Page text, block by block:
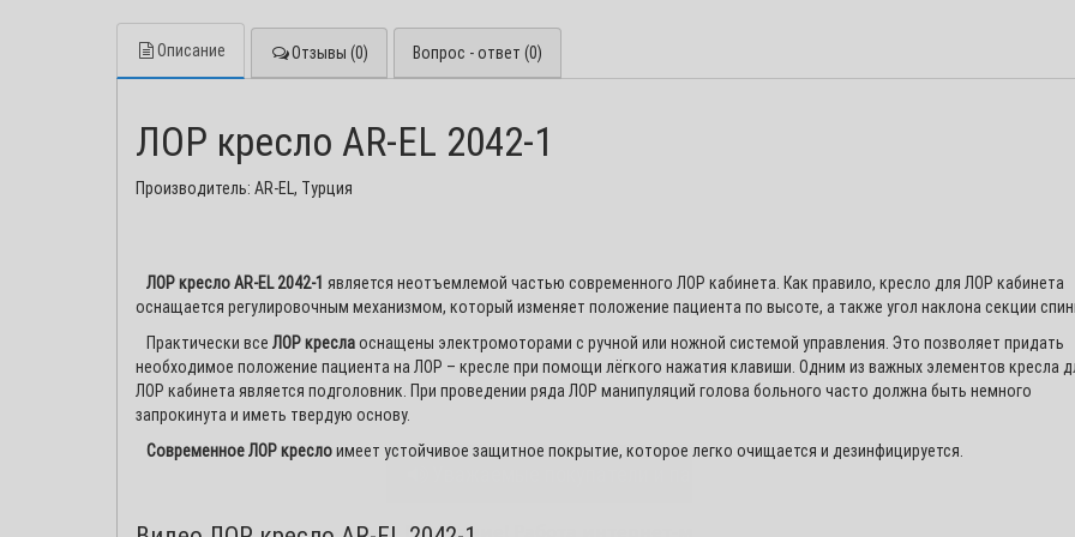
Описание Отзывы (0) Вопрос - ответ (0)
ЛОР кресло AR-EL 2042-1
Производитель: AR-EL, Турция
ЛОР кресло AR-EL 2042-1 является неотъемлемой частью современного ЛОР кабинета. Как правило, кресло для ЛОР кабинета
оснащается регулировочным механизмом, который изменяет положение пациента по высоте, а также угол наклона секции
Практически все ЛОР креслаоснащены электромоторами с ручной или ножной системой управления. Это позволяет придать
необходимое положение пациента на ЛОР – кресле при помощи лёгкого нажатия клавиши. Одним из важных элементов кресла
ЛОР кабинета является подголовник. При проведении ряда ЛОР манипуляций голова больного часто должна быть немного
запрокинута и иметь твердую основу.
Современное ЛОР креслоимеет устойчивое защитное покрытие, которое легко очищается и дезинфицируется.
Внимание! Работа интернет-магазина "Медшоп" временно